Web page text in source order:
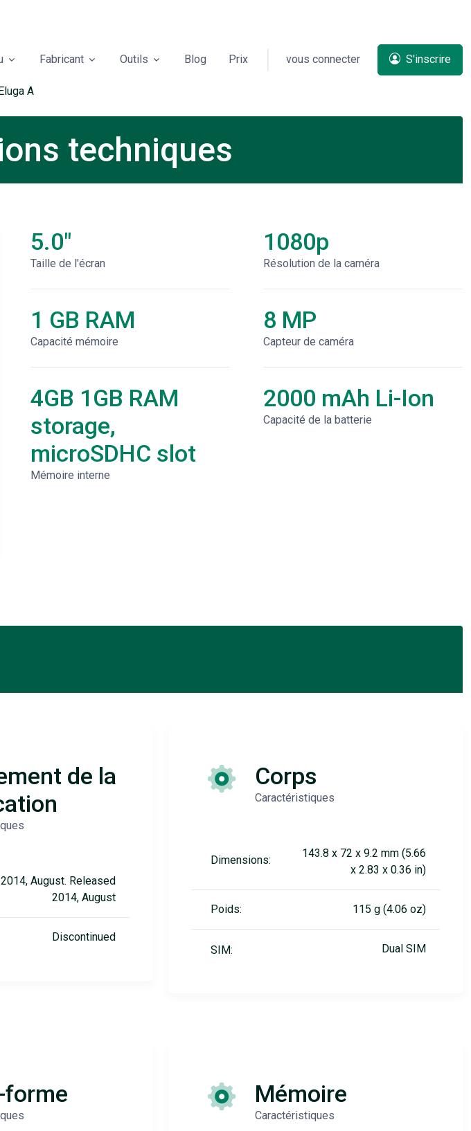
Fabricant Outils Blog Prix vous connecter S'inscrire
A
techniques
5.0"
Taille de l'écran
1 GB RAM
Capacité mémoire
4GB 1GB RAM
storage,
microSDHC slot
Mémoire interne
1080p
Résolution de la caméra
8 MP
Capteur de caméra
2000 mAh Li-Ion
Capacité de la batterie
de la
2014, August. Released
2014, August
Discontinued
Corps
Caractéristiques
Dimensions:
143.8 x 72 x 9.2 mm (5.66
x 2.83 x 0.36 in)
Poids: 115 g (4.06 oz)
SIM: Dual SIM
forme Mémoire
Caractéristiques